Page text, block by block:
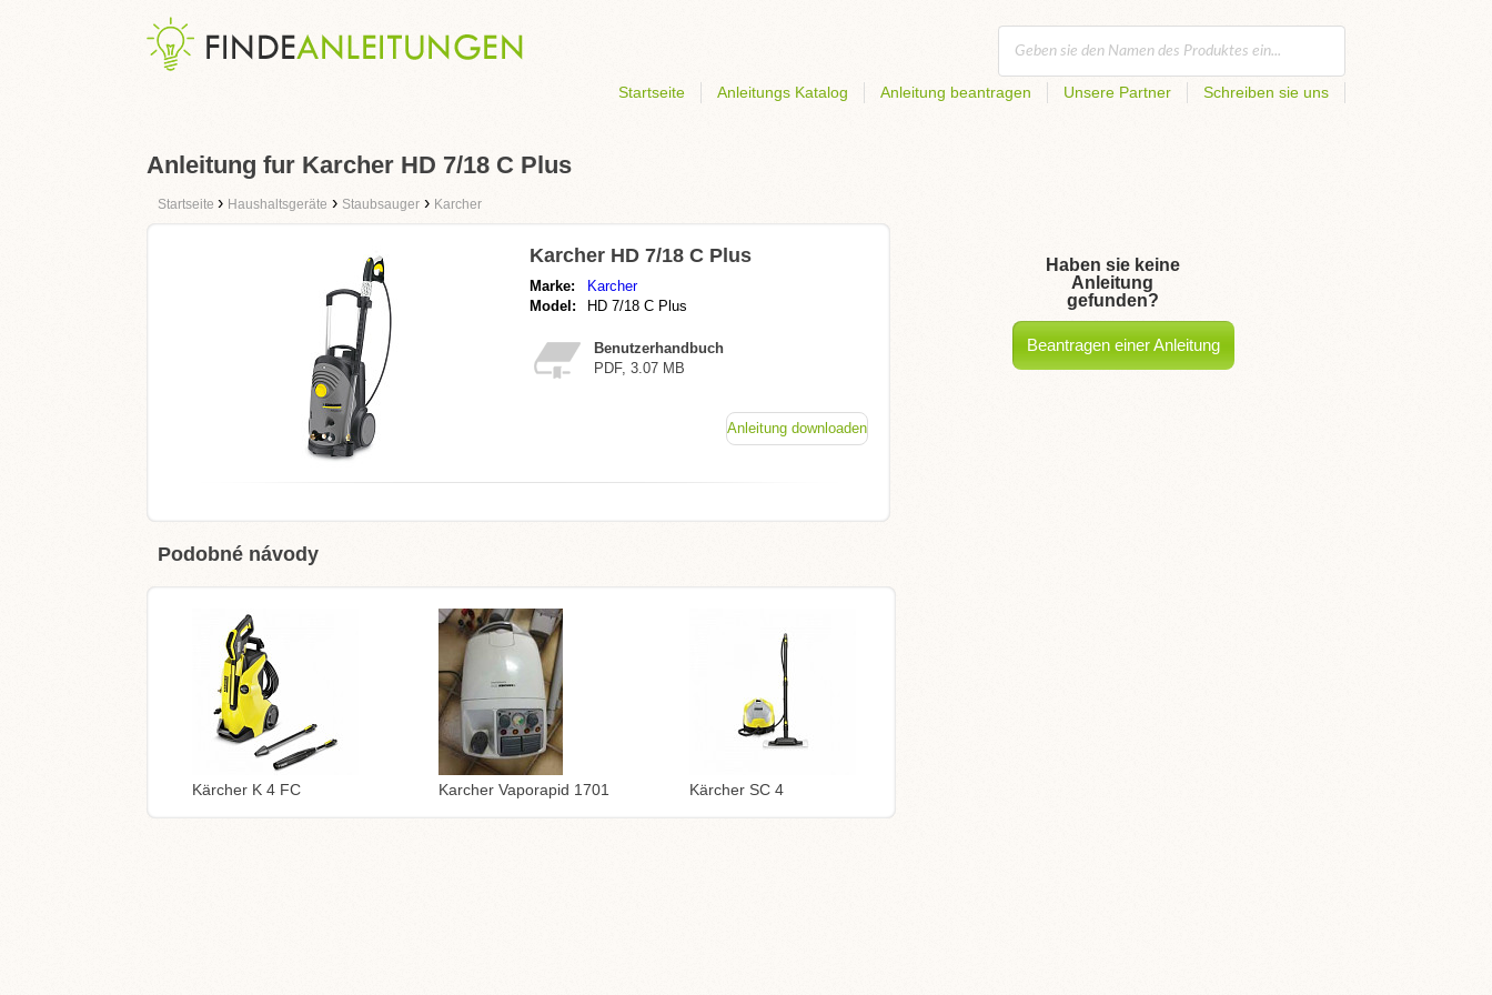
Startseite Anleitungs Katalog Anleitung beantragen Unsere Partner Schreiben sie uns
Anleitung fur Karcher HD 7/18 C Plus
Startseite › Haushaltsgeräte › Staubsauger › Karcher
Karcher HD 7/18 C Plus
Marke:
Karcher
Model:
HD 7/18 C Plus
Benutzerhandbuch
PDF, 3.07 MB
Anleitung downloaden
Podobné návody
Kärcher K 4 FC Karcher Vaporapid 1701 Kärcher SC 4
Haben sie keine
Anleitung
gefunden?
Beantragen einer Anleitung